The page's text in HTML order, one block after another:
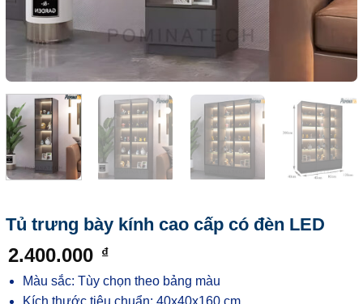
Tủ trưng bày kính cao cấp có đèn LED
2.400.000 ₫
Màu sắc: Tùy chọn theo bảng màu